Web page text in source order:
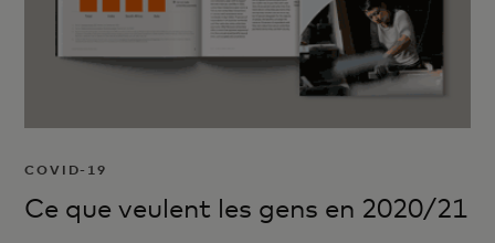
COVID-19
Ce que veulent les gens en 2020/21